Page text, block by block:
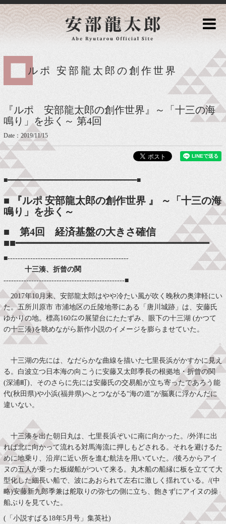
ルポ 安部龍太郎の創作世界
『ルポ 安部龍太郎の創作世界』​～「十三の海
鳴り」を歩く～ 第4回
Date：2019/11/15
■━━━━━━━━━━━━━━━━━━━━━━━━━━━━━━━━■
■
『ルポ 安部龍太郎の創作世界 』 ​～「十三の海
鳴り」を歩く～
■ 第4回 経済基盤の大きさ確信
■■━━━━━━━━━━━━━━━━━━━━━━━━━━━━━━━━
■------------------------------------------------
十三湊、折曾の関
------------------------------------------------■
2017年10月末、安部龍太郎はやや冷たい風が吹く晚秋の奥津軽にい
た。五所川原市 市浦地区の丘陵地帯にある「唐川城跡」は、安藤氏
ゆかりの地。標高160㍍の展望台にたたずみ、眼下の十三湖 (かつて
の十三湊)を眺めながら新作小説のイメージを膨らませていた。
十三湖の先には、なだらかな曲線を描いた七里長浜がかすかに見え
る。白波立つ日本海の向こうに安藤又太郎季長の根拠地・折曾の関
(深浦町)、そのさらに先には安藤氏の交易船が立ち寄ったであろう能
代(秋田県)や小浜(福井県)へとつながる“海の道”が脳裏に浮かんだに
違いない。
十三湊を出た朝日丸は、七里長浜ぞいに南に向かった。/外洋に出
れば北に向かって流れる対馬海流に押しもどされる。それを避けるた
めに地乗り、沿岸に近い所を進む航法を用いていた。/後ろからアイ
ヌの五人が乗った板綴船がついて来る。丸木船の船縁に板を立てて大
型化した細長い船で、波にあおられて左右に激しく揺れている。/(中
略)安藤新九郎季兼は舵取りの弥七の側に立ち、飽きずにアイヌの操
船ぶりを見ていた。
(「小説すばる18年5月号」集英社)